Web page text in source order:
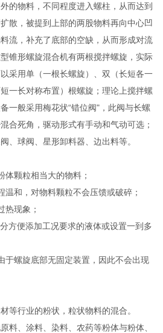
的物料，不同程度进入螺柱，从而达到
散，被提到上部的两股物料再向中心凹
流，补充了底部的空缺，从而形成对流
锥形螺旋混合机有两根搅拌螺旋，实际
采用单（一根长螺旋）、双（长短各一
一长对称布置）根螺旋；理论上搅拌螺
一般采用梅花状“错位阀"，此阀与长螺
合死角，驱动形式有手动和气动可选；
、球阀、星形卸料器、边出料等。
体颗粒相当大的物料；
温和，对物料颗粒不会压馈或破碎；
热现象；
方便添加工况要求的液体或设置一到多
于螺旋底部无固定装置，因此不会出现
等行业的粉状，粒状物料的混合。
料、涂料、染料、农药等粉体与粉体、